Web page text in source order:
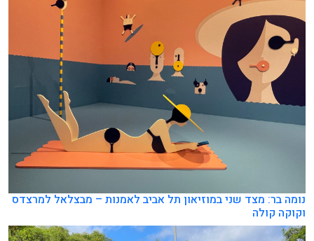
נומה בר: מצד שני במוזיאון תל אביב לאמנות – מבצלאל למרצדס
וקוקה קולה